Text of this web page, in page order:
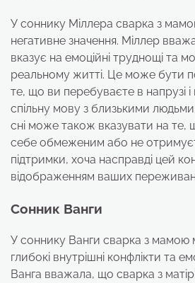
У соннику Міллера сварка з
негативне значення. Міллер
вказує на емоційні труднощі та
реальному житті. Це може бути
те, що ви перебуваєте в напрузі
спільну мову з близькими
сні може також вказувати на те,
себе обмеженим або не
підтримки, хоча насправді цей
відображенням ваших
Сонник Ванги
У соннику Ванги сварка з мамою
глибокі внутрішні конфлікти та
Ванга вважала, що сварка з